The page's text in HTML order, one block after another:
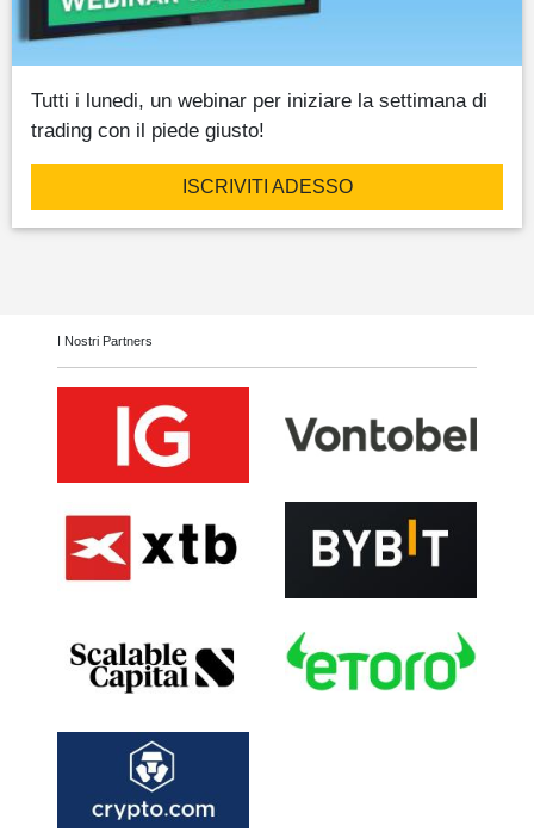
Tutti i lunedi, un webinar per iniziare la settimana di
trading con il piede giusto!
ISCRIVITI ADESSO
I Nostri Partners